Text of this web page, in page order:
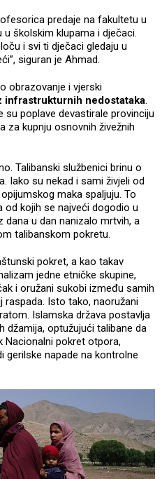
predaje na fakultetu u
školskim klupama i dječaci.
i svi ti dječaci gledaju u
siguran je Ahmad.
obrazovanje i vjerski
infrastrukturnih nedostataka.
poplave devastirale provinciju
za kupnju osnovnih živežnih
Talibanski službenici brinu o
Iako su nekad i sami živjeli od
maka spaljuju. To
kojih se najveći dogodio u
dana u dan nanizalo mrtvih, a
talibanskom pokretu.
pokret, a kao takav
jedne etničke skupine,
i oružani sukobi između samih
raspada. Isto tako, naoružani
Islamska država postavlja
džamija, optužujući talibane da
Nacionalni pokret otpora,
gerilske napade na kontrolne